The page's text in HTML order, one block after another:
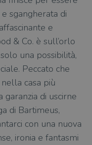
sgangherata di
e
& Co. è sull’orlo
una possibilità,
Peccato che
casa più
garanzia di uscirne
di Bartimeus,
con una nuova
ironia e fantasmi